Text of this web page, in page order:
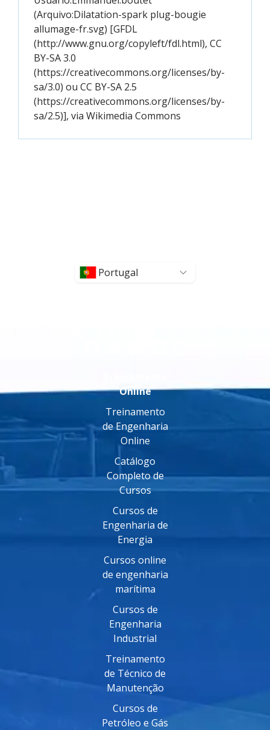
(Arquivo:Dilatation-spark plug-bougie
allumage-fr.svg) [GFDL
(http://www.gnu.org/copyleft/fdl.html), CC
BY-SA 3.0
(https://creativecommons.org/licenses/by-
sa/3.0) ou CC BY-SA 2.5
(https://creativecommons.org/licenses/by-
sa/2.5)], via Wikimedia Commons
Portugal
Online
Treinamento
de Engenharia
Online
Catálogo
Completo de
Cursos
Cursos de
Engenharia de
Energia
Cursos online
de engenharia
marítima
Cursos de
Engenharia
Industrial
Treinamento
de Técnico de
Manutenção
Cursos de
Petróleo e Gás